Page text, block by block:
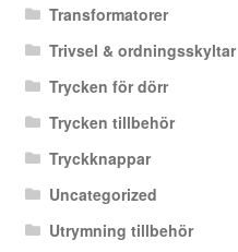
Transformatorer
Trivsel & ordningsskyltar
Trycken för dörr
Trycken tillbehör
Tryckknappar
Uncategorized
Utrymning tillbehör